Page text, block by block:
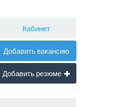
Кабинет
Добавить вакансию
Добавить резюме